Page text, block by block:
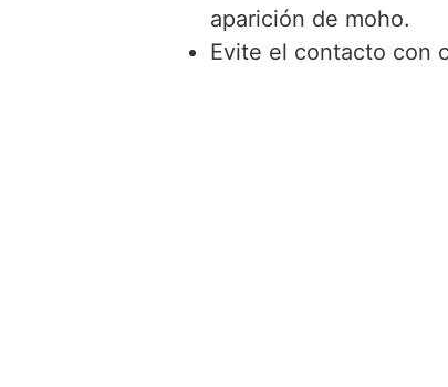
aparición de moho.
Evite el contacto con